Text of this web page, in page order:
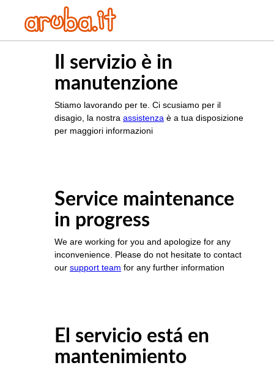
Il servizio è in
manutenzione
Stiamo lavorando per te. Ci scusiamo per il
disagio, la nostra assistenza è a tua disposizione
per maggiori informazioni
Service maintenance
in progress
We are working for you and apologize for any
inconvenience. Please do not hesitate to contact
our support team for any further information
El servicio está en
mantenimiento